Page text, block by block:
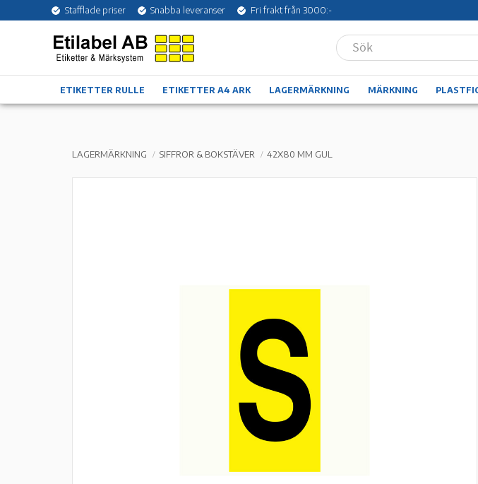
Stafflade priser Snabba leveranser Fri frakt från 3000:-
ETIKETTER RULLE ETIKETTER A4 ARK LAGERMÄRKNING MÄRKNING
LAGERMÄRKNING SIFFROR & BOKSTÄVER 42X80 MM GUL